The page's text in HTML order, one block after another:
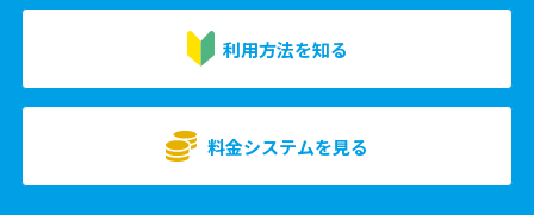
利用方法を知る
料金システムを見る